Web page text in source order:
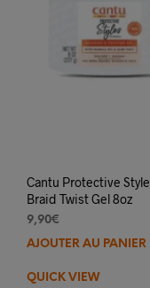
Cantu Protective Style
Braid Twist Gel 8oz
9,90€
AJOUTER AU PANIER
QUICK VIEW